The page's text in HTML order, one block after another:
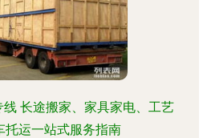
长途搬家、家具家电、工艺
托运一站式服务指南